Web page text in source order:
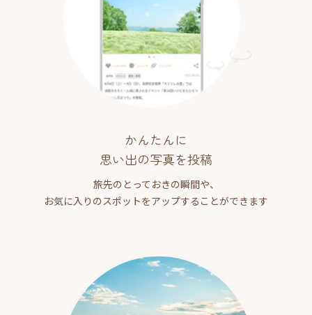
かんたんに
思い出の写真を投稿
旅先のとっておきの瞬間や、
お気に入りのスポットをアップすることができます